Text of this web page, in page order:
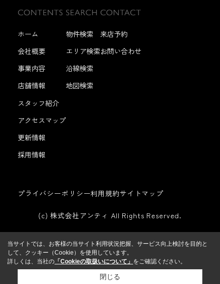
ホーム
会社概要
事業内容
店舗情報
スタッフ紹介
アクセスマップ
更新情報
採用情報
物件検索
エリア検索
沿線検索
地図検索
来店予約
お問い合わせ
プライバシーポリシー利用規約サイトマップ
(c) 株式会社アンティ All Rights Reserved.
当サイトでは、お客様の当サイト利用状況把握、サービス向上検討を目的と
して、クッキー（Cookie）を使用しています。
詳しくは、当社の 「Cookieの取扱いについて」 をご確認ください。
閉じる